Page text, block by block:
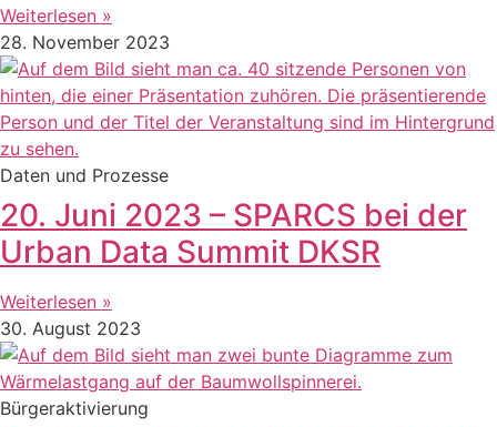
Weiterlesen »
28. November 2023
Daten und Prozesse
20. Juni 2023 – SPARCS bei der
Urban Data Summit DKSR
Weiterlesen »
30. August 2023
Bürgeraktivierung